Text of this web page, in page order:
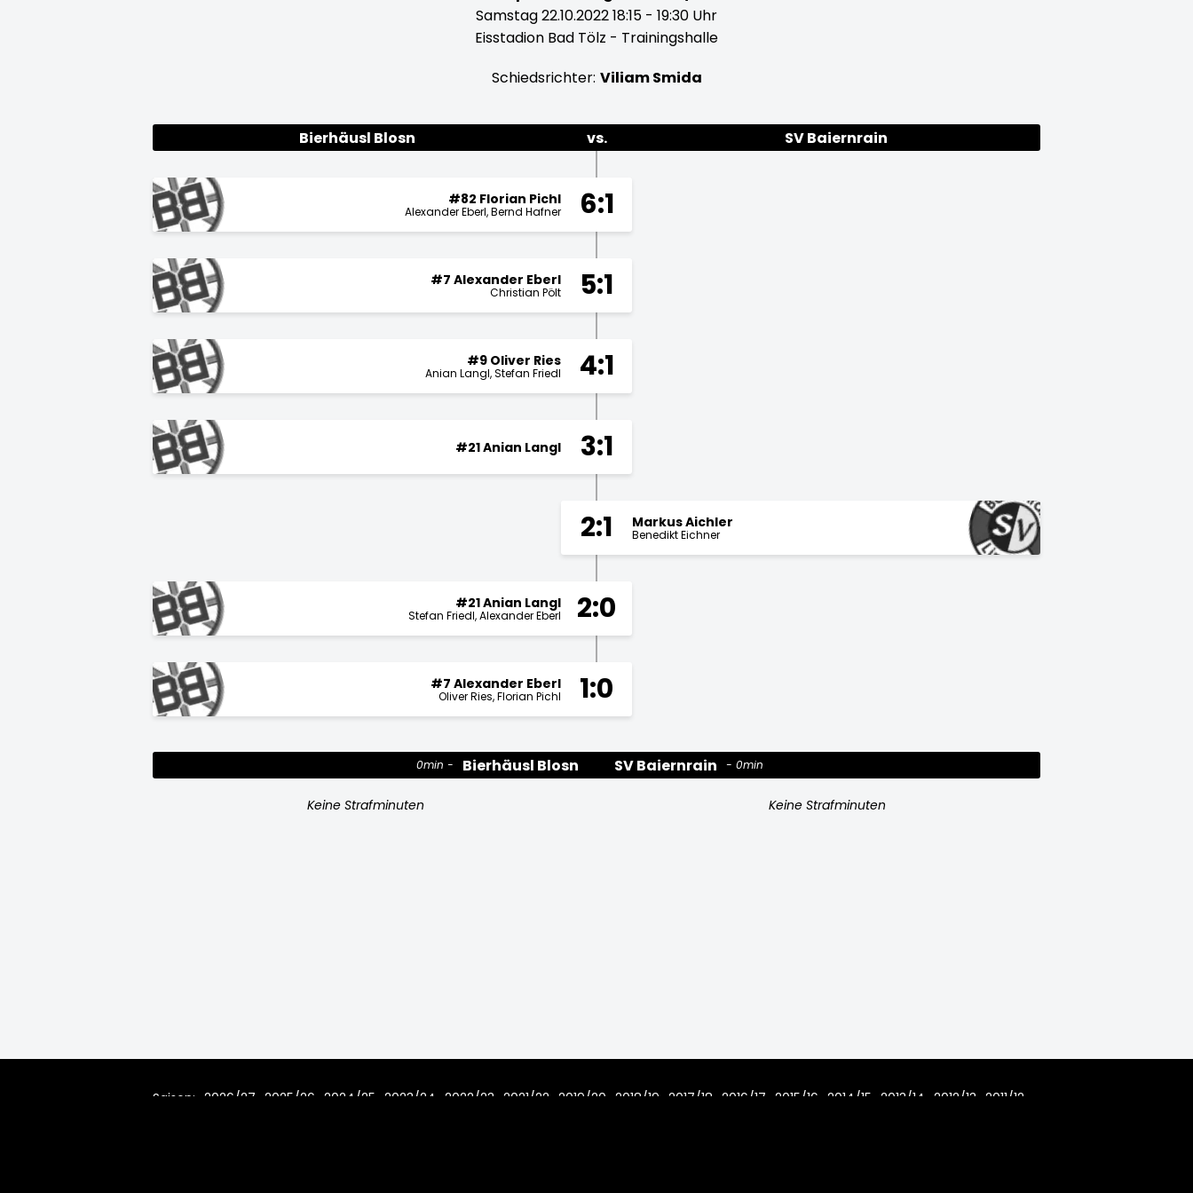
Samstag 22.10.2022 18:15 - 19:30 Uhr
Eisstadion Bad Tölz - Trainingshalle
Schiedsrichter: Viliam Smida
Bierhäusl Blosn vs. SV Baiernrain
6:1
#82 Florian Pichl
Alexander Eberl Bernd Hafner
5:1
#7 Alexander Eberl
Christian Pölt
4:1
#9 Oliver Ries
Anian Langl Stefan Friedl
3:1
#21 Anian Langl
2:1 Markus Aichler
Benedikt Eichner
2:0
#21 Anian Langl
Stefan Friedl Alexander Eberl
1:0
#7 Alexander Eberl
Oliver Ries Florian Pichl
Bierhäusl Blosn
0min
Keine Strafminuten
SV Baiernrain 0min
Keine Strafminuten
Saison: 2026/27 2025/26 2024/25 2023/24 2022/23 2021/22 2019/20 2018/19 2017/18 2016/17 2015/16 2014/15 2013/14 2012/13 2011/12